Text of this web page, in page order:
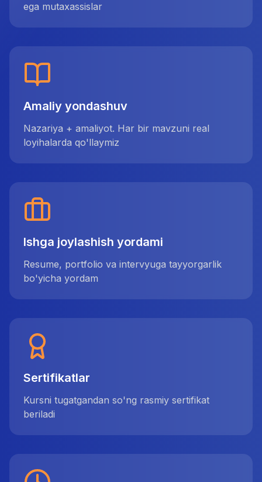
ega mutaxassislar
Amaliy yondashuv
Nazariya + amaliyot. Har bir mavzuni real
loyihalarda qo'llaymiz
Ishga joylashish yordami
Resume, portfolio va intervyuga tayyorgarlik
bo'yicha yordam
Sertifikatlar
Kursni tugatgandan so'ng rasmiy sertifikat
beriladi